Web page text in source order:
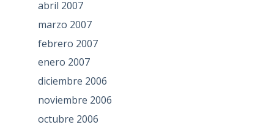
abril 2007
marzo 2007
febrero 2007
enero 2007
diciembre 2006
noviembre 2006
octubre 2006